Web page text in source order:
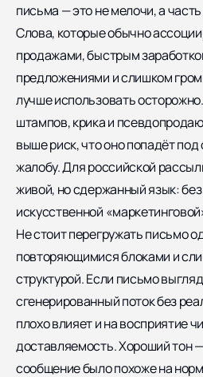
письма — это не мелочи, а
Слова, которые обычно
продажами, быстрым
предложениями и слишком
лучше использовать
штампов, крика и
выше риск, что оно попадёт
жалобу. Для российской
живой, но сдержанный язык: без
искусственной
Не стоит перегружать письмо
повторяющимися блоками и
структурой. Если письмо
сгенерированный поток без
плохо влияет и на восприятие
доставляемость. Хороший тон
сообщение было похоже на